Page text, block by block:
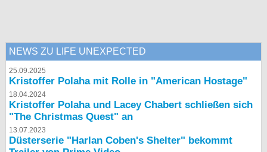
NEWS ZU LIFE UNEXPECTED
25.09.2025
Kristoffer Polaha mit Rolle in "American Hostage"
18.04.2024
Kristoffer Polaha und Lacey Chabert schließen sich
"The Christmas Quest" an
13.07.2023
Düsterserie "Harlan Coben's Shelter" bekommt
Kontakt
Nutzungsbedingungen
Datenschutz
Cookie-Einstellungen